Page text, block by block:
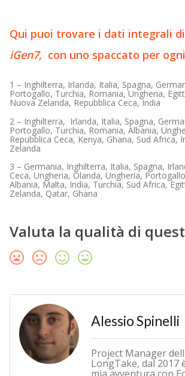
Qui puoi trovare i dati integrali di
iGen7, con uno spaccato per
1 – Inghilterra, Irlanda, Italia, Spagna,
Portogallo, Turchia, Romania, Ungheria,
Nuova Zelanda, Repubblica Ceca, India
2 – Inghilterra, Irlanda, Italia, Spagna,
Portogallo, Turchia, Romania, Albania,
Repubblica Ceca, Kenya, Ghana, Sud Africa,
Zelanda
3 – Germania, Inghilterra, Italia, Spagna,
Ceca, Ungheria, Olanda, Ungheria,
Albania, Malta, India, Turchia, Sud Africa,
Zelanda, Qatar, Ghana
Valuta la qualità di
Alessio Spinelli
Project Manager
LongTake, dal 2017